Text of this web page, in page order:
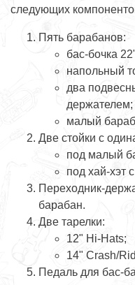
следующих
Пять барабанов:
бас-бочка
напольный
два
держателем;
малый
Две стойки с
под малый
под хай-хэт
Переходник-
барабан.
Две тарелки:
12" Hi-Hats;
14" Crash/
Педаль для бас-